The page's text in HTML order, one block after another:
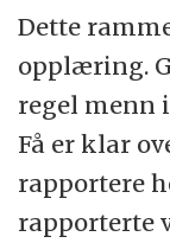
Dette
opplæring.
regel menn
Få er klar
rapportere
rapporterte